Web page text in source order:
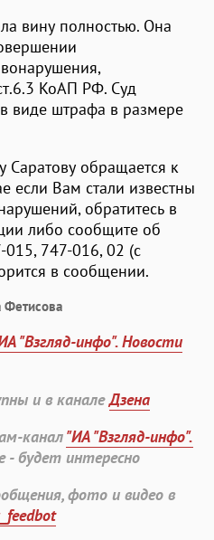
вину полностью. Она
КоАП РФ. Суд
виде штрафа в размере
обращается к
если Вам стали известны
обратитесь в
либо сообщите об
747-016, 02 (с
в сообщении.
Фетисова
"Взгляд-инфо". Новости
и в каналеДзена
канал"ИА "Взгляд-инфо".
- будет интересно
фото и видео в